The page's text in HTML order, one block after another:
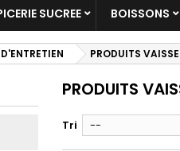
SUCREE BOISSONS
PRODUITS
PRODUITS
Tri --